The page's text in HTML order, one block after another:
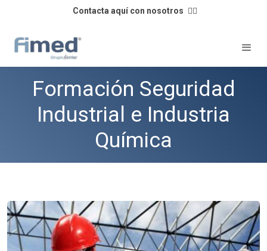
Contacta aquí con nosotros 👈🏼
Formación Seguridad
Industrial e Industria
Química